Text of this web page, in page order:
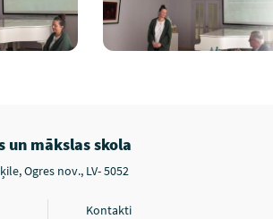
un mākslas skola
Ogres nov., LV- 5052
Kontakti